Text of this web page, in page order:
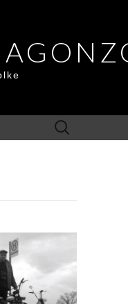
Suche
nach: